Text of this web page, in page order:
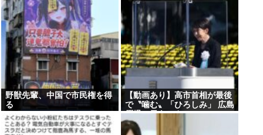
野獣先輩、中国で市民権を得
る
【動画あり】高市首相が最後
で〝噛む〟「ひろしみ」 広島
原爆の日あいさつ